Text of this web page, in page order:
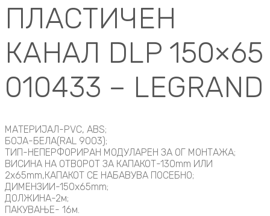
ПЛАСТИЧЕН
КАНАЛ DLP 150×65
010433 – LEGRAND
МАТЕРИЈАЛ-PVC, ABS;
БОЈА-БЕЛА(RAL 9003);
ТИП-НЕПЕРФОРИРАН МОДУЛАРЕН ЗА ОГ МОНТАЖА;
ВИСИНА НА ОТВОРОТ ЗА КАПАКОТ-130mm ИЛИ
2x65mm,КАПАКОТ СЕ НАБАВУВА ПОСЕБНО;
ДИМЕНЗИИ-150x65mm;
ДОЛЖИНА-2м;
ПАКУВАЊЕ- 16м.